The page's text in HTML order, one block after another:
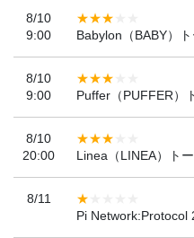
8/10
9:00
Babylon（BABY）
8/10
9:00
Puffer（PUFFER）
8/10
20:00
Linea（LINEA）ト
8/11
Pi Network:Protocol